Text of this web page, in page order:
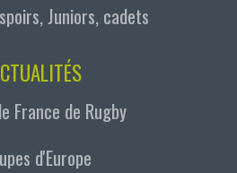
Juniors, cadets
France de Rugby
d'Europe